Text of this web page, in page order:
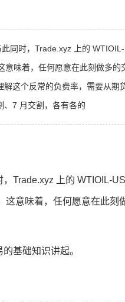
同时，Trade.xyz 上的
味着，任何愿意在此刻做多的
这个反常的负费率，需要从期
、7 月交割，各有各的
Trade.xyz 上的 WTIOIL-
这意味着，任何愿意在此刻
基础知识讲起。